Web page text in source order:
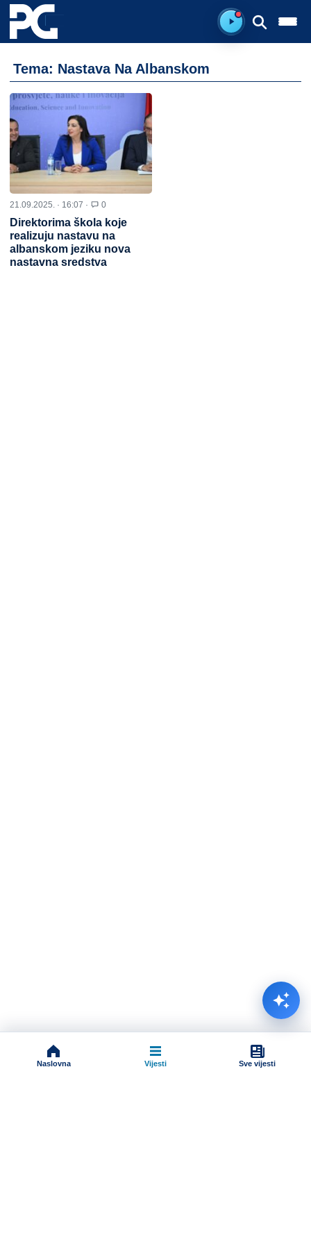
Spreman za
Tema: Nastava Na Albanskom
21.09.2025. · 16:07 · 0
Direktorima škola koje
realizuju nastavu na
albanskom jeziku nova
nastavna sredstva
Naslovna Vijesti Sve vijesti